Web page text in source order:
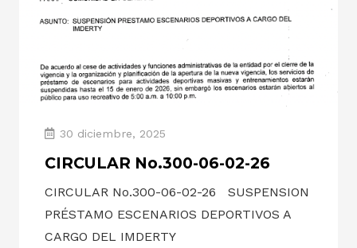
30 diciembre, 2025
CIRCULAR No.300-06-02-26
CIRCULAR No.300-06-02-26 SUSPENSION
PRÉSTAMO ESCENARIOS DEPORTIVOS A
CARGO DEL IMDERTY